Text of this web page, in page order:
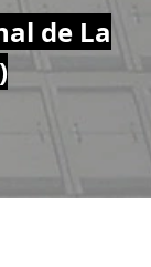
de La